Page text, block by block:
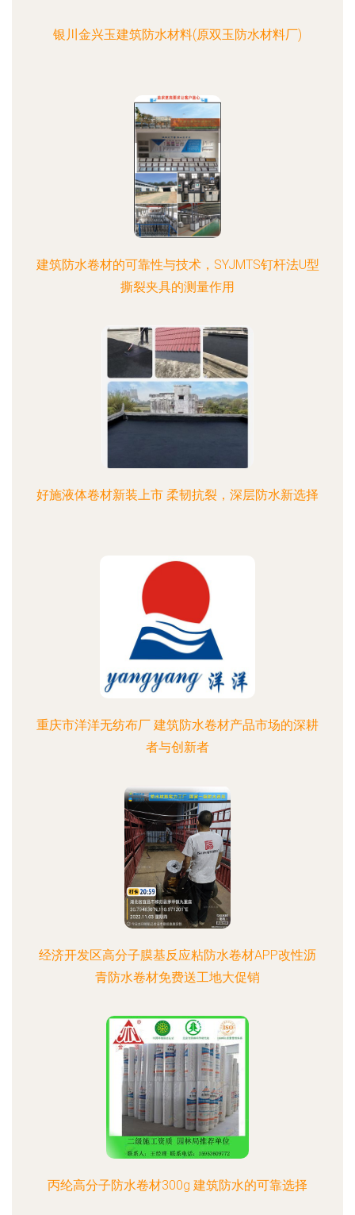
银川金兴玉建筑防水材料(原双玉防水材料厂)
建筑防水卷材的可靠性与技术，SYJMTS钉杆法U型
撕裂夹具的测量作用
好施液体卷材新装上市 柔韧抗裂，深层防水新选择
重庆市洋洋无纺布厂 建筑防水卷材产品市场的深耕
者与创新者
经济开发区高分子膜基反应粘防水卷材APP改性沥
青防水卷材免费送工地大促销
丙纶高分子防水卷材300g 建筑防水的可靠选择